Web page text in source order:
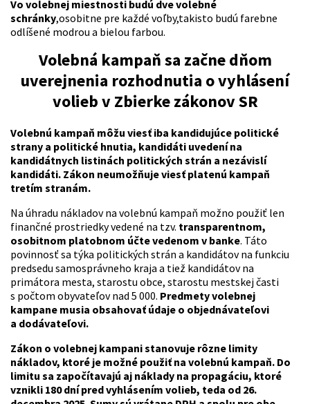
Vo volebnej miestnosti budú dve volebné
schránky,osobitne pre každé voľby,takisto budú farebne
odlíšené modrou a bielou farbou.
Volebná kampaň sa začne dňom
uverejnenia rozhodnutia o vyhlásení
volieb v Zbierke zákonov SR
Volebnú kampaň môžu viesť iba kandidujúce politické
strany a politické hnutia, kandidáti uvedení na
kandidátnych listinách politických strán a nezávislí
kandidáti. Zákon neumožňuje viesť platenú kampaň
tretím stranám.
Na úhradu nákladov na volebnú kampaň možno použiť len
finančné prostriedky vedené na tzv. transparentnom,
osobitnom platobnom účte vedenom v banke. Táto
povinnosť sa týka politických strán a kandidátov na funkciu
predsedu samosprávneho kraja a tiež kandidátov na
primátora mesta, starostu obce, starostu mestskej časti
s počtom obyvateľov nad 5 000. Predmety volebnej
kampane musia obsahovať údaje o objednávateľovi
a dodávateľovi.
Zákon o volebnej kampani stanovuje rôzne limity
nákladov, ktoré je možné použiť na volebnú kampaň. Do
limitu sa započítavajú aj náklady na propagáciu, ktoré
vznikli 180 dní pred vyhlásením volieb, teda od 26.